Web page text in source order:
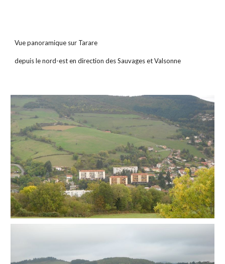
Vue panoramique sur Tarare
depuis le nord-est en direction des Sauvages et Valsonne